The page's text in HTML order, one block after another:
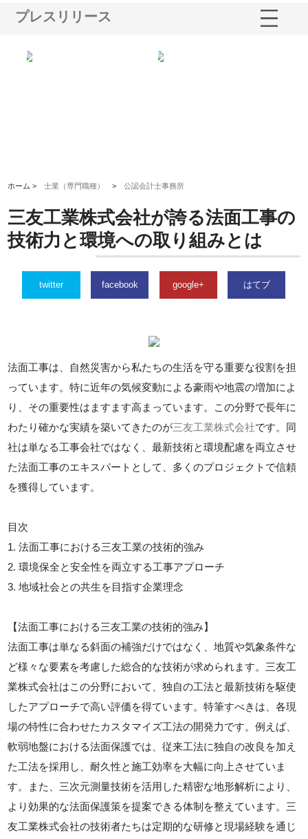
プレスリリース
ホーム >士業（専門職種） >公認会計士事務所
三友工業株式会社が誇る法面工事の
技術力と環境への取り組みとは
twitter facebook google+ はてブ
法面工事は、自然災害から私たちの生活を守る重要な役割を担
っています。特に近年の気候変動による豪雨や地震の増加によ
り、その重要性はますます高まっています。この分野で長年に
わたり確かな実績を築いてきたのが三友工業株式会社です。同
社は単なる工事会社ではなく、最新技術と環境配慮を両立させ
た法面工事のエキスパートとして、多くのプロジェクトで信頼
を獲得しています。
目次
1. 法面工事における三友工業の技術的強み
2. 環境保全と安全性を両立する工事アプローチ
3. 地域社会との共生を目指す企業理念
【法面工事における三友工業の技術的強み】
法面工事は単なる斜面の補強だけではなく、地質や気象条件な
ど様々な要素を考慮した総合的な技術が求められます。三友工
業株式会社はこの分野において、独自の工法と最新技術を駆使
したアプローチで高い評価を得ています。特筆すべきは、各現
場の特性に合わせたカスタマイズ工法の開発力です。例えば、
軟弱地盤における法面保護では、従来工法に独自の改良を加え
た工法を採用し、耐久性と施工効率を大幅に向上させていま
す。また、三次元測量技術を活用した精密な地形解析により、
より効果的な法面保護策を提案できる体制を整えています。三
友工業株式会社の技術者たちは定期的な研修と現場経験を通じ